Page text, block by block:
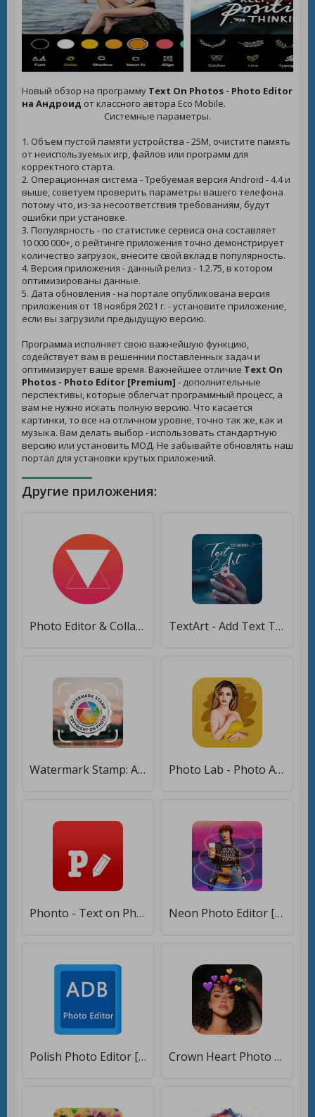
Новый обзор на программу Text On Photos - Photo Editor
на Андроид от классного автора Eco Mobile.
Системные параметры.
1. Объем пустой памяти устройства - 25M, очистите память
от неиспользуемых игр, файлов или программ для
корректного старта.
2. Операционная система - Требуемая версия Android - 4.4 и
выше, советуем проверить параметры вашего телефона
потому что, из-за несоответствия требованиям, будут
ошибки при установке.
3. Популярность - по статистике сервиса она составляет
10 000 000+, о рейтинге приложения точно демонстрирует
количество загрузок, внесите свой вклад в популярность.
4. Версия приложения - данный релиз - 1.2.75, в котором
оптимизированы данные.
5. Дата обновления - на портале опубликована версия
приложения от 18 ноября 2021 г. - установите приложение,
если вы загрузили предыдущую версию.
Программа исполняет свою важнейшую функцию,
содействует вам в решеннии поставленных задач и
оптимизирует ваше время. Важнейшее отличие Text On
Photos - Photo Editor [Premium] - дополнительные
перспективы, которые облегчат программный процесс, а
вам не нужно искать полную версию. Что касается
картинки, то все на отличном уровне, точно так же, как и
музыка. Вам делать выбор - использовать стандартную
версию или установить МОД. Не забывайте обновлять наш
портал для установки крутых приложений.
Другие приложения:
Photo Editor & Collage Maker - Lidow Photo Editor [Unlocked] TextArt - Add Text To Photo, Photo Text Editor [Unlocked]
Watermark Stamp: Add Copyright Logo, Text on Photo [Premium] Photo Lab - Photo Art Editor [Premium]
Phonto - Text on Photos [Без рекламы] Neon Photo Editor [Premium]
Polish Photo Editor [Premium] Crown Heart Photo Editor [Premium]